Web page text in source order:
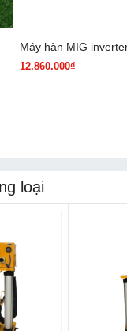
Máy hàn MIG
12.860.000₫
loại